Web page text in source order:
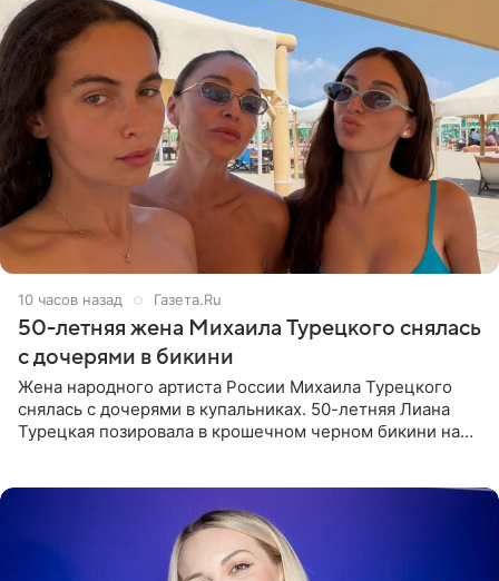
10 часов назад Газета.Ru
50-летняя жена Михаила Турецкого снялась
с дочерями в бикини
Жена народного артиста России Михаила Турецкого
снялась с дочерями в купальниках. 50-летняя Лиана
Турецкая позировала в крошечном черном бикини на